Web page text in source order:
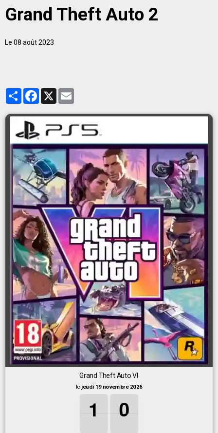
Grand Theft Auto 2
Le 08 août 2023
PartagerFacebook
X
Grand Theft Auto VI
le jeudi 19 novembre 2026
1
1
1
1 0
0
0
0